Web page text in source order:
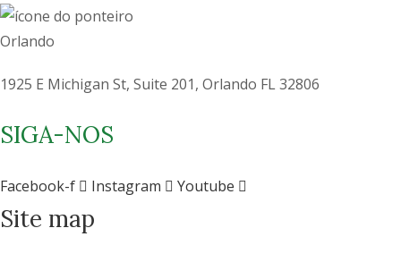
Orlando
1925 E Michigan St, Suite 201, Orlando FL 32806
SIGA-NOS
Facebook-f Instagram Youtube
Site map